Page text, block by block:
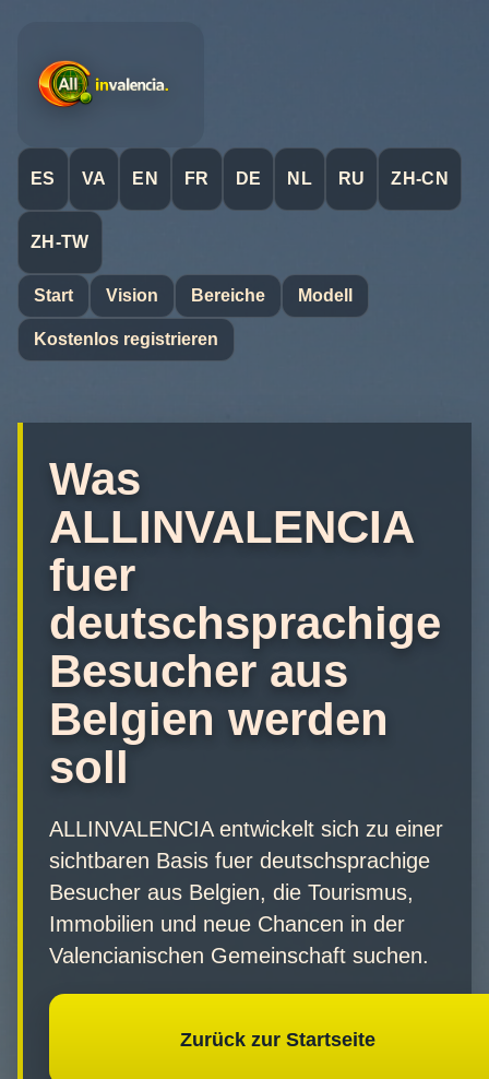
ES VA EN FR DE NL RU ZH-CN
ZH-TW
Start Vision Bereiche Modell
Kostenlos registrieren
Was
ALLINVALENCIA
fuer
deutschsprachige
Besucher aus
Belgien werden
soll
ALLINVALENCIA entwickelt sich zu einer
sichtbaren Basis fuer deutschsprachige
Besucher aus Belgien, die Tourismus,
Immobilien und neue Chancen in der
Valencianischen Gemeinschaft suchen.
Zurück zur Startseite